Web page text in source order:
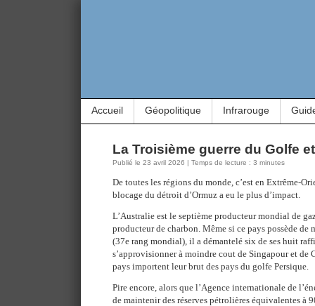
Accueil Géopolitique Infrarouge
La Troisième guerre du Golfe
Publié le 23 avril 2026 | Temps de lecture : 3 minutes
De toutes les régions du monde, c’est en Extrême-
blocage du détroit d’Ormuz a eu le plus d’impact.
L’Australie est le septième producteur mondial de
producteur de charbon. Même si ce pays possède de
(37e rang mondial), il a démantelé six de ses huit
s’approvisionner à moindre cout de Singapour et de
pays importent leur brut des pays du golfe Persique.
Pire encore, alors que l’Agence internationale de
de maintenir des réserves pétrolières équivalentes à